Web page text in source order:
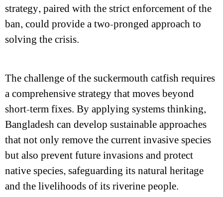
strategy, paired with the strict enforcement of the
ban, could provide a two-pronged approach to
solving the crisis.
The challenge of the suckermouth catfish requires
a comprehensive strategy that moves beyond
short-term fixes. By applying systems thinking,
Bangladesh can develop sustainable approaches
that not only remove the current invasive species
but also prevent future invasions and protect
native species, safeguarding its natural heritage
and the livelihoods of its riverine people.